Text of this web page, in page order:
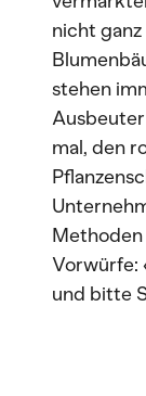
nicht
stehen
mal, den
Vorwürfe:
und bitte